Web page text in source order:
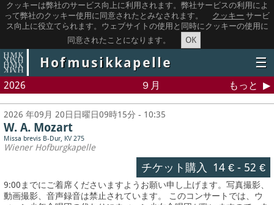
クッキーは弊社のサービス向上に利用されます。弊社サービスの利用によ
って弊社のクッキー使用に同意されたとみなされます。
クッキー サービ
ス向上に役立てられます。ウェブサイトの使用と同時にクッキーの使用に
同意されたことになります。
OK
Hofmusikkapelle ☰
2026 ９月 もっと
2026 年09月 20日日曜日09時15分 - 10:35
W. A. Mozart
Missa brevis B-Dur, KV 275
Wiener Hofburgkapelle
チケット購入 14 €- 52 €
9:00までにご着席くださいますようお願い申し上げます。写真撮影、
動画撮影、音声録音は禁止されています。 このコンサートでは、ウ